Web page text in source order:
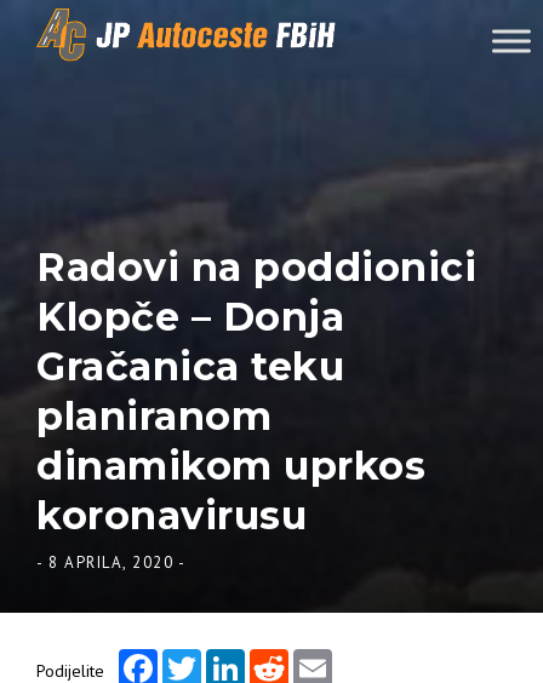
Skip to content
Radovi na poddionici
Klopče – Donja
Gračanica teku
planiranom
dinamikom uprkos
koronavirusu
- 8 APRILA, 2020 -
Podijelite
FacebookTwitterLinkedInReddit